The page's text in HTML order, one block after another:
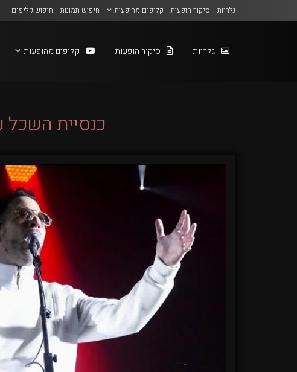
גלריות סיקור הופעות קליפים מהופעות חיפוש תמונות חיפוש קליפים
גלריות סיקור הופעות קליפים מהופעות
כנסיית השכל